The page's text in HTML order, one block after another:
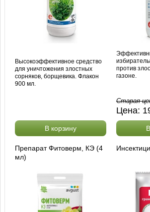
Высокоэффективное средство
для уничтожения злостных
сорняков, борщевика. Флакон
900 мл.
В корзину
против
газоне.
Старая
Цена:
Препарат Фитоверм, КЭ (4
мл)